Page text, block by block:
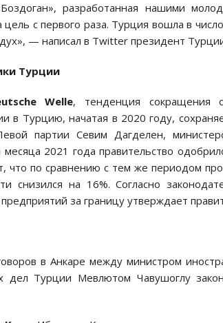
разработанная нашими
с первого раза. Турция вошла в
— написал в Twitter президент
Турции
Welle, тенденция сокращения
Турцию, начатая в 2020 году,
партии Севим Дагделен,
2021 года правительство
что по сравнению с тем же периодом
снизился на 16%. Согласно
за границу утверждает
в Анкаре между министром
Турции Мевлютом Чавушоглу